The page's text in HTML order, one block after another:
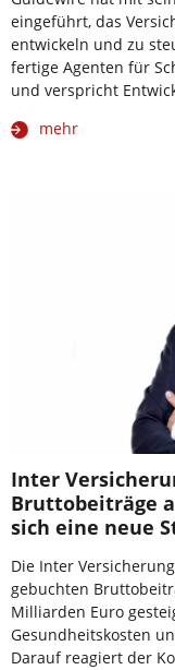
eingeführt, das
entwickeln und zu
fertige Agenten für
und verspricht
mehr
Inter
Bruttobeiträge
sich eine neue
Die Inter
gebuchten
Milliarden Euro
Gesundheitskosten
Darauf reagiert der